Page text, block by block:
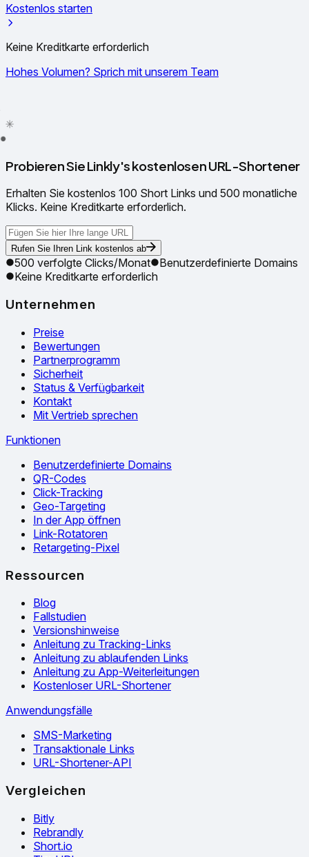
Kostenlos starten
Keine Kreditkarte erforderlich
Hohes Volumen? Sprich mit unserem Team
●
Probieren Sie Linkly's kostenlosen URL-Shortener
Erhalten Sie kostenlos 100 Short Links und 500 monatliche
Klicks. Keine Kreditkarte erforderlich.
Rufen Sie Ihren Link kostenlos ab
500 verfolgte Clicks/Monat
Benutzerdefinierte Domains
Keine Kreditkarte erforderlich
Unternehmen
Preise
Bewertungen
Partnerprogramm
Sicherheit
Status & Verfügbarkeit
Kontakt
Mit Vertrieb sprechen
Funktionen
Benutzerdefinierte Domains
QR-Codes
Click-Tracking
Geo-Targeting
In der App öffnen
Link-Rotatoren
Retargeting-Pixel
Ressourcen
Blog
Fallstudien
Versionshinweise
Anleitung zu Tracking-Links
Anleitung zu ablaufenden Links
Anleitung zu App-Weiterleitungen
Kostenloser URL-Shortener
Anwendungsfälle
SMS-Marketing
Transaktionale Links
URL-Shortener-API
Vergleichen
Bitly
Rebrandly
Short.io